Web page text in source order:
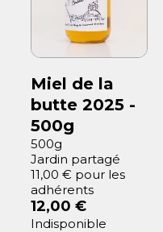
Miel de la
butte 2025 -
500g
500g
Jardin partagé
11,00 € pour les
adhérents
12,00 €
Indisponible